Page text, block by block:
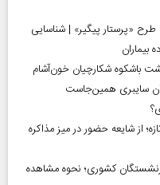
طرح «پرستار پیگیر» | شناسایی
سایبری همین‌جاست
از شایعه حضور در میز مذاکره
تومانی بازنشستگان کشوری؛ نحوه مشاهده